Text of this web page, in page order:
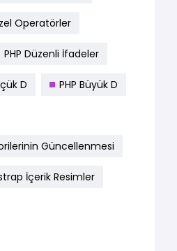
Operatörler
PHP Düzenli İfadeler
D PHP Büyük D
Güncellenmesi
İçerik Resimler